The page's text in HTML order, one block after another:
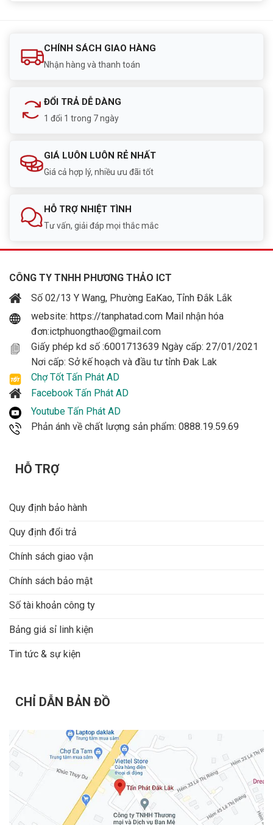
CHÍNH SÁCH GIAO HÀNG
Nhận hàng và thanh toán
ĐỔI TRẢ DỄ DÀNG
1 đổi 1 trong 7 ngày
GIÁ LUÔN LUÔN RẺ NHẤT
Giá cả hợp lý, nhiều ưu đãi tốt
HỖ TRỢ NHIỆT TÌNH
Tư vấn, giải đáp mọi thắc mắc
CÔNG TY TNHH PHƯƠNG THẢO ICT
Số 02/13 Y Wang, Phường EaKao, Tỉnh Đắk Lắk
website: https://tanphatad.com Mail nhận hóa
đơn:ictphuongthao@gmail.com
Giấy phép kd số :6001713639 Ngày cấp: 27/01/2021
Nơi cấp: Sở kế hoạch và đầu tư tỉnh Đak Lak
Chợ Tốt Tấn Phát AD
Facebook Tấn Phát AD
Youtube Tấn Phát AD
Phản ánh về chất lượng sản phẩm: 0888.19.59.69
HỖ TRỢ
Quy định bảo hành
Quy định đổi trả
Chính sách giao vận
Chính sách bảo mật
Số tài khoản công ty
Bảng giá sỉ linh kiện
Tin tức & sự kiện
CHỈ DẪN BẢN ĐỒ